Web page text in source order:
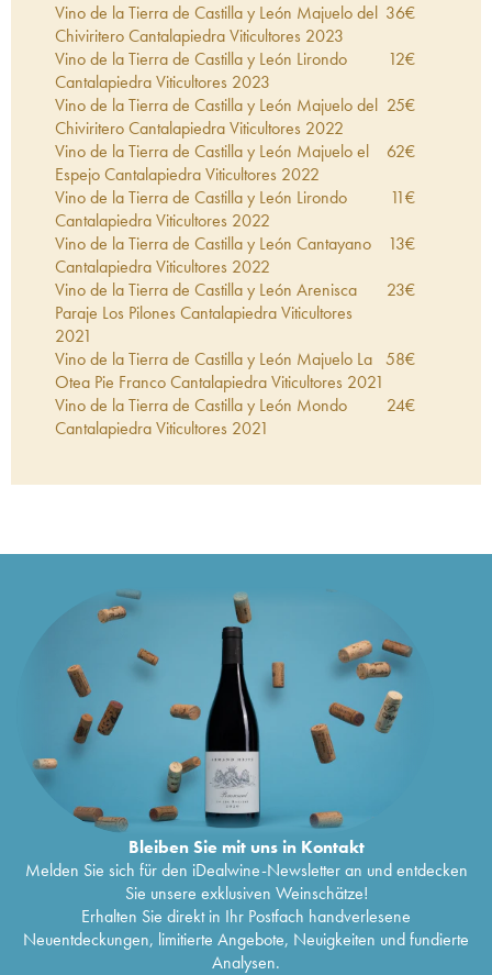
Vino de la Tierra de Castilla y León Majuelo del
Chiviritero Cantalapiedra Viticultores 2023
36€
Vino de la Tierra de Castilla y León Lirondo
Cantalapiedra Viticultores 2023
12€
Vino de la Tierra de Castilla y León Majuelo del
Chiviritero Cantalapiedra Viticultores 2022
25€
Vino de la Tierra de Castilla y León Majuelo el
Espejo Cantalapiedra Viticultores 2022
62€
Vino de la Tierra de Castilla y León Lirondo
Cantalapiedra Viticultores 2022
11€
Vino de la Tierra de Castilla y León Cantayano
Cantalapiedra Viticultores 2022
13€
Vino de la Tierra de Castilla y León Arenisca
Paraje Los Pilones Cantalapiedra Viticultores
2021
23€
Vino de la Tierra de Castilla y León Majuelo La
Otea Pie Franco Cantalapiedra Viticultores 2021
58€
Vino de la Tierra de Castilla y León Mondo
Cantalapiedra Viticultores 2021
24€
Vino de la Tierra de Castilla y León Alto Las
Cuestas Cantalapiedra Viticultores
Bleiben Sie mit uns in Kontakt
Melden Sie sich für den iDealwine-Newsletter an und entdecken
Sie unsere exklusiven Weinschätze!
Erhalten Sie direkt in Ihr Postfach handverlesene
Neuentdeckungen, limitierte Angebote, Neuigkeiten und fundierte
Analysen.